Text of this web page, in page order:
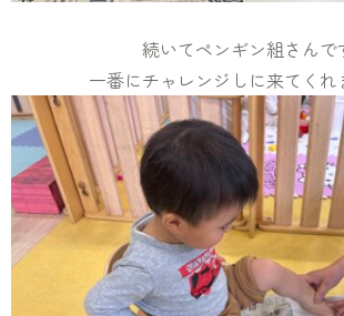
続いてペンギン組さんで
一番にチャレンジしに来てく